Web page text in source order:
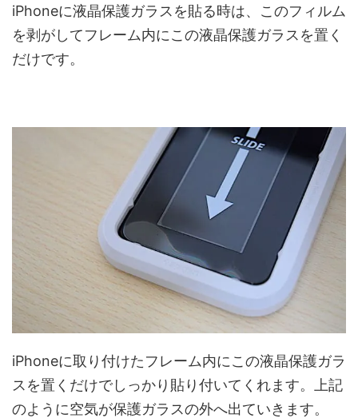
iPhoneに液晶保護ガラスを貼る時は、このフィルム
を剥がしてフレーム内にこの液晶保護ガラスを置く
だけです。
iPhoneに取り付けたフレーム内にこの液晶保護ガラ
スを置くだけでしっかり貼り付いてくれます。上記
のように空気が保護ガラスの外へ出ていきます。